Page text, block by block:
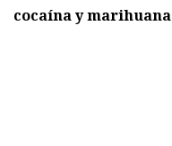
cocaína y